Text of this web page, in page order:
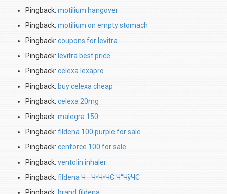
Pingback: motilium hangover
Pingback: motilium on empty stomach
Pingback: coupons for levitra
Pingback: levitra best price
Pingback: celexa lexapro
Pingback: buy celexa cheap
Pingback: celexa 20mg
Pingback: malegra 150
Pingback: fildena 100 purple for sale
Pingback: cenforce 100 for sale
Pingback: ventolin inhaler
Pingback: fildena Ч—Ч•Ч•ЧЄ Ч“ЧўЧЄ